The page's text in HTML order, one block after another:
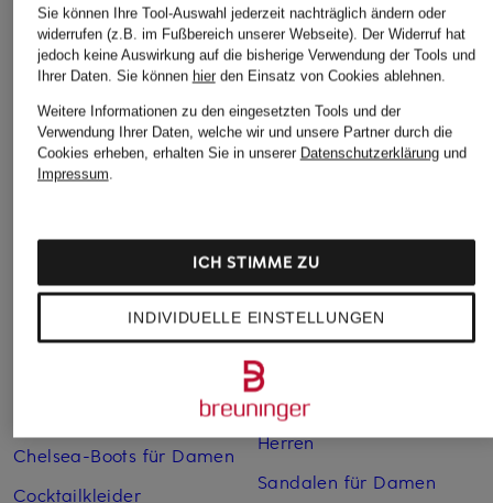
Weitere Kategorien
Abendkleider
Boots für Damen
Braune Stiefel für Damen
Chelsea Boots für Herren
Chelsea-Boots für Damen
Cocktailkleider
Lederjacken für Damen
Mäntel für Damen
Parkas für Herren
Pullover für Damen
Rollkragenpullover für
Herren
Sandalen für Damen
Sie können Ihre Tool-Auswahl jederzeit nachträglich ändern oder
widerrufen (z.B. im Fußbereich unserer Webseite). Der Widerruf hat
jedoch keine Auswirkung auf die bisherige Verwendung der Tools und
Ihrer Daten. Sie können hierden Einsatz von Cookies ablehnen.
Weitere Informationen zu den eingesetzten Tools und der
Verwendung Ihrer Daten, welche wir und unsere Partner durch die
Cookies erheben, erhalten Sie in unserer Datenschutzerklärungund
Impressum.
INDIVIDUELLE EINSTELLUNGEN
ICH STIMME ZU